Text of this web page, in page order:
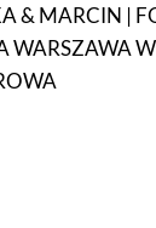
& MARCIN |
WARSZAWA